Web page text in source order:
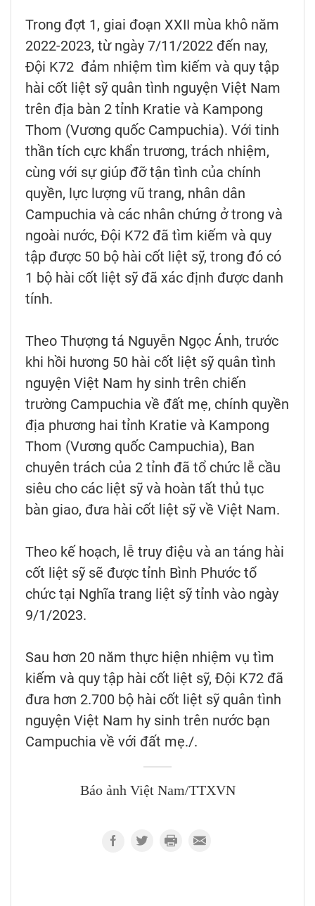
Trong đợt 1, giai đoạn XXII mùa khô năm
2022-2023, từ ngày 7/11/2022 đến nay,
Đội K72 đảm nhiệm tìm kiếm và quy tập
hài cốt liệt sỹ quân tình nguyện Việt Nam
trên địa bàn 2 tỉnh Kratie và Kampong
Thom (Vương quốc Campuchia). Với tinh
thần tích cực khẩn trương, trách nhiệm,
cùng với sự giúp đỡ tận tình của chính
quyền, lực lượng vũ trang, nhân dân
Campuchia và các nhân chứng ở trong và
ngoài nước, Đội K72 đã tìm kiếm và quy
tập được 50 bộ hài cốt liệt sỹ, trong đó có
1 bộ hài cốt liệt sỹ đã xác định được danh
tính.
Theo Thượng tá Nguyễn Ngọc Ánh, trước
khi hồi hương 50 hài cốt liệt sỹ quân tình
nguyện Việt Nam hy sinh trên chiến
trường Campuchia về đất mẹ, chính quyền
địa phương hai tỉnh Kratie và Kampong
Thom (Vương quốc Campuchia), Ban
chuyên trách của 2 tỉnh đã tổ chức lễ cầu
siêu cho các liệt sỹ và hoàn tất thủ tục
bàn giao, đưa hài cốt liệt sỹ về Việt Nam.
Theo kế hoạch, lễ truy điệu và an táng hài
cốt liệt sỹ sẽ được tỉnh Bình Phước tổ
chức tại Nghĩa trang liệt sỹ tỉnh vào ngày
9/1/2023.
Sau hơn 20 năm thực hiện nhiệm vụ tìm
kiếm và quy tập hài cốt liệt sỹ, Đội K72 đã
đưa hơn 2.700 bộ hài cốt liệt sỹ quân tình
nguyện Việt Nam hy sinh trên nước bạn
Campuchia về với đất mẹ./.
Báo ảnh Việt Nam/TTXVN